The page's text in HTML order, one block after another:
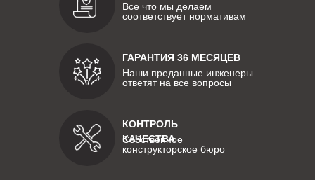
Все что мы делаем
соответствует нормативам
КОНТРОЛЬ
КАЧЕСТВА
Собственное
конструкторское бюро
ГАРАНТИЯ 36 МЕСЯЦЕВ
Наши преданные инженеры
ответят на все вопросы